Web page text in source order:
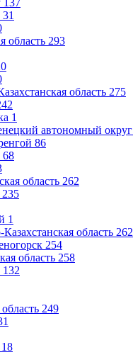
137
31
область 293
область 275
1
автономный округ
86
68
область 262
235
1
область 262
254
область 258
132
249
18